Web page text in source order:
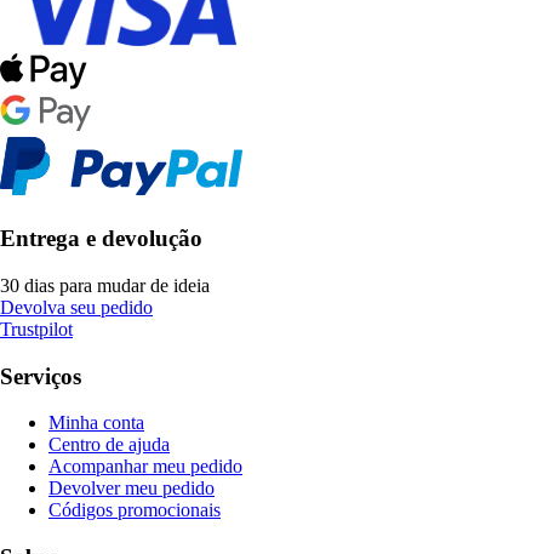
Entrega e devolução
30 dias para mudar de ideia
Devolva seu pedido
Trustpilot
Serviços
Minha conta
Centro de ajuda
Acompanhar meu pedido
Devolver meu pedido
Códigos promocionais